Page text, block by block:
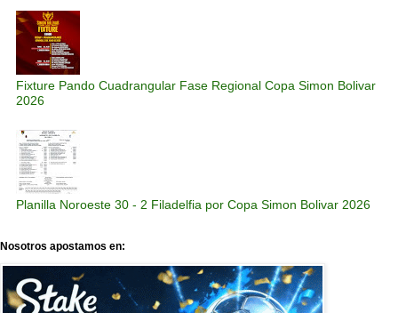
Fixture Pando Cuadrangular Fase Regional Copa Simon Bolivar
2026
Planilla Noroeste 30 - 2 Filadelfia por Copa Simon Bolivar 2026
Nosotros apostamos en: